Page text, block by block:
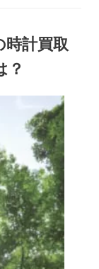
時計買取
？